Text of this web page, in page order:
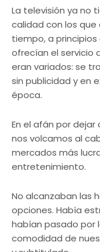
La televisión ya no
calidad con los que
tiempo, a
ofrecían el servicio
eran variados: se
sin publicidad y en
época.
En el afán por
nos volcamos al
mercados más
entretenimiento.
No alcanzaban las
opciones. Había
habían pasado por
comodidad de